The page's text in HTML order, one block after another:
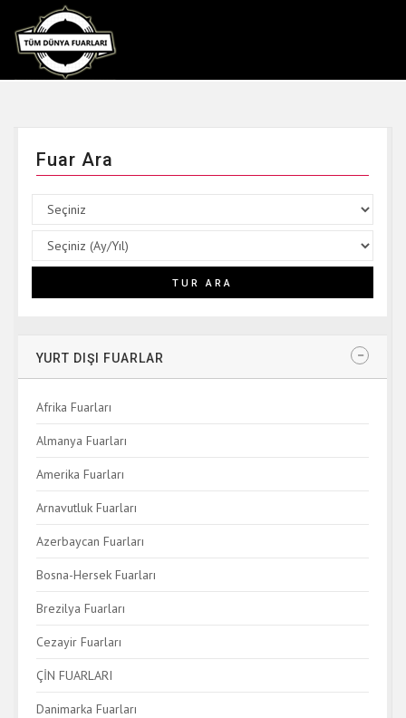
Fuar Ara
YURT DIŞI FUARLAR
Afrika Fuarları
Almanya Fuarları
Amerika Fuarları
Arnavutluk Fuarları
Azerbaycan Fuarları
Bosna-Hersek Fuarları
Brezilya Fuarları
Cezayir Fuarları
ÇİN FUARLARI
Danimarka Fuarları